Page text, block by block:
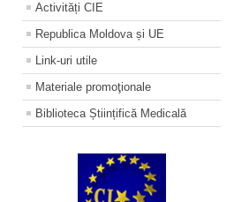
Activități CIE
Republica Moldova și UE
Link-uri utile
Materiale promoţionale
Biblioteca Științifică Medicală